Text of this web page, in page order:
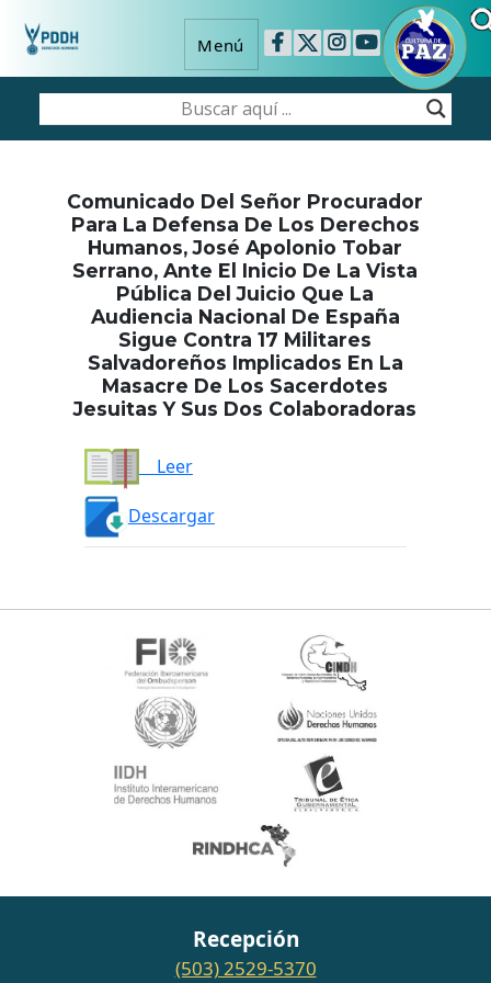
Menú
Comunicado Del Señor Procurador
Para La Defensa De Los Derechos
Humanos, José Apolonio Tobar
Serrano, Ante El Inicio De La Vista
Pública Del Juicio Que La
Audiencia Nacional De España
Sigue Contra 17 Militares
Salvadoreños Implicados En La
Masacre De Los Sacerdotes
Jesuitas Y Sus Dos Colaboradoras
Leer
Descargar
Recepción
(503) 2529-5370